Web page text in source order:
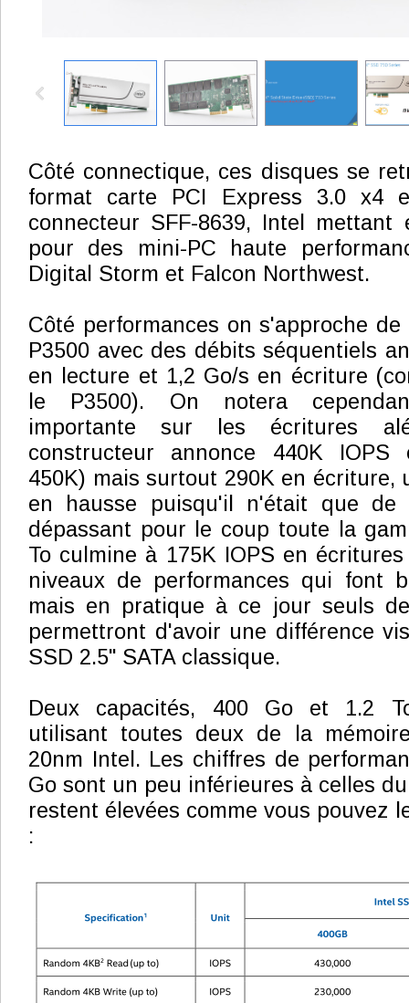
Côté connectique, ces disques se
format carte PCI Express 3.0 x4
connecteur SFF-8639, Intel
pour des mini-PC haute
Digital Storm et Falcon Northwest.
Côté performances on s'approche
P3500 avec des débits séquentiels
en lecture et 1,2 Go/s en écriture
le P3500). On notera
importante sur les écritures
constructeur annonce 440K
450K) mais surtout 290K en écriture,
en hausse puisqu'il n'était que de
dépassant pour le coup toute la
To culmine à 175K IOPS en
niveaux de performances qui font
mais en pratique à ce jour seuls
permettront d'avoir une différence
SSD 2.5" SATA classique.
Deux capacités, 400 Go et 1.2
utilisant toutes deux de la
20nm Intel. Les chiffres de
Go sont un peu inférieures à celles
restent élevées comme vous pouvez
: